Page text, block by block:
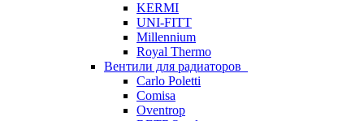
KERMI
UNI-FITT
Millennium
Royal Thermo
Вентили для радиаторов
Carlo Poletti
Comisa
Oventrop